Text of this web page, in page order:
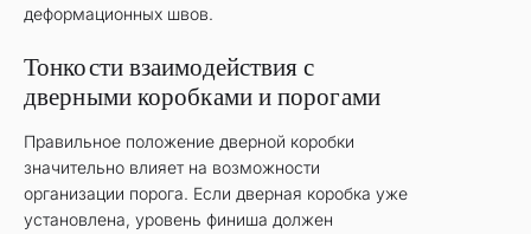
деформационных швов.
Тонкости взаимодействия с
дверными коробками и порогами
Правильное положение дверной коробки
значительно влияет на возможности
организации порога. Если дверная коробка уже
установлена, уровень финиша должен